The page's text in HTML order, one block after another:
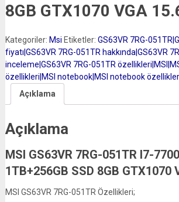
8GB GTX1070 VGA
Kategoriler: Msi Etiketler: GS63VR 7RG-
fiyatı|GS63VR 7RG-051TR hakkında|GS63VR
inceleme|GS63VR 7RG-051TR
özellikleri|MSI notebook|MSI notebook
Açıklama
Açıklama
MSI GS63VR 7RG-051TR I7-
1TB+256GB SSD 8GB GTX1070
MSI GS63VR 7RG-051TR Özellikleri;